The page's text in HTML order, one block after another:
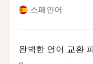
스페인어
완벽한 언어 교환